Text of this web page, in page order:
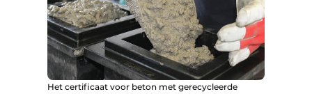
Het certificaat voor beton met gerecycleerde